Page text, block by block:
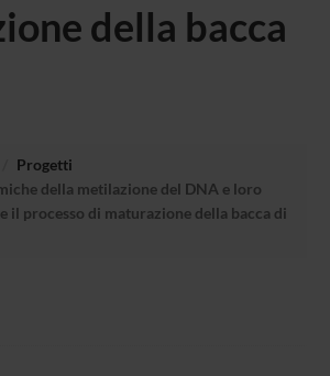
della bacca
Progetti
della metilazione del DNA e loro
il processo di maturazione della bacca di